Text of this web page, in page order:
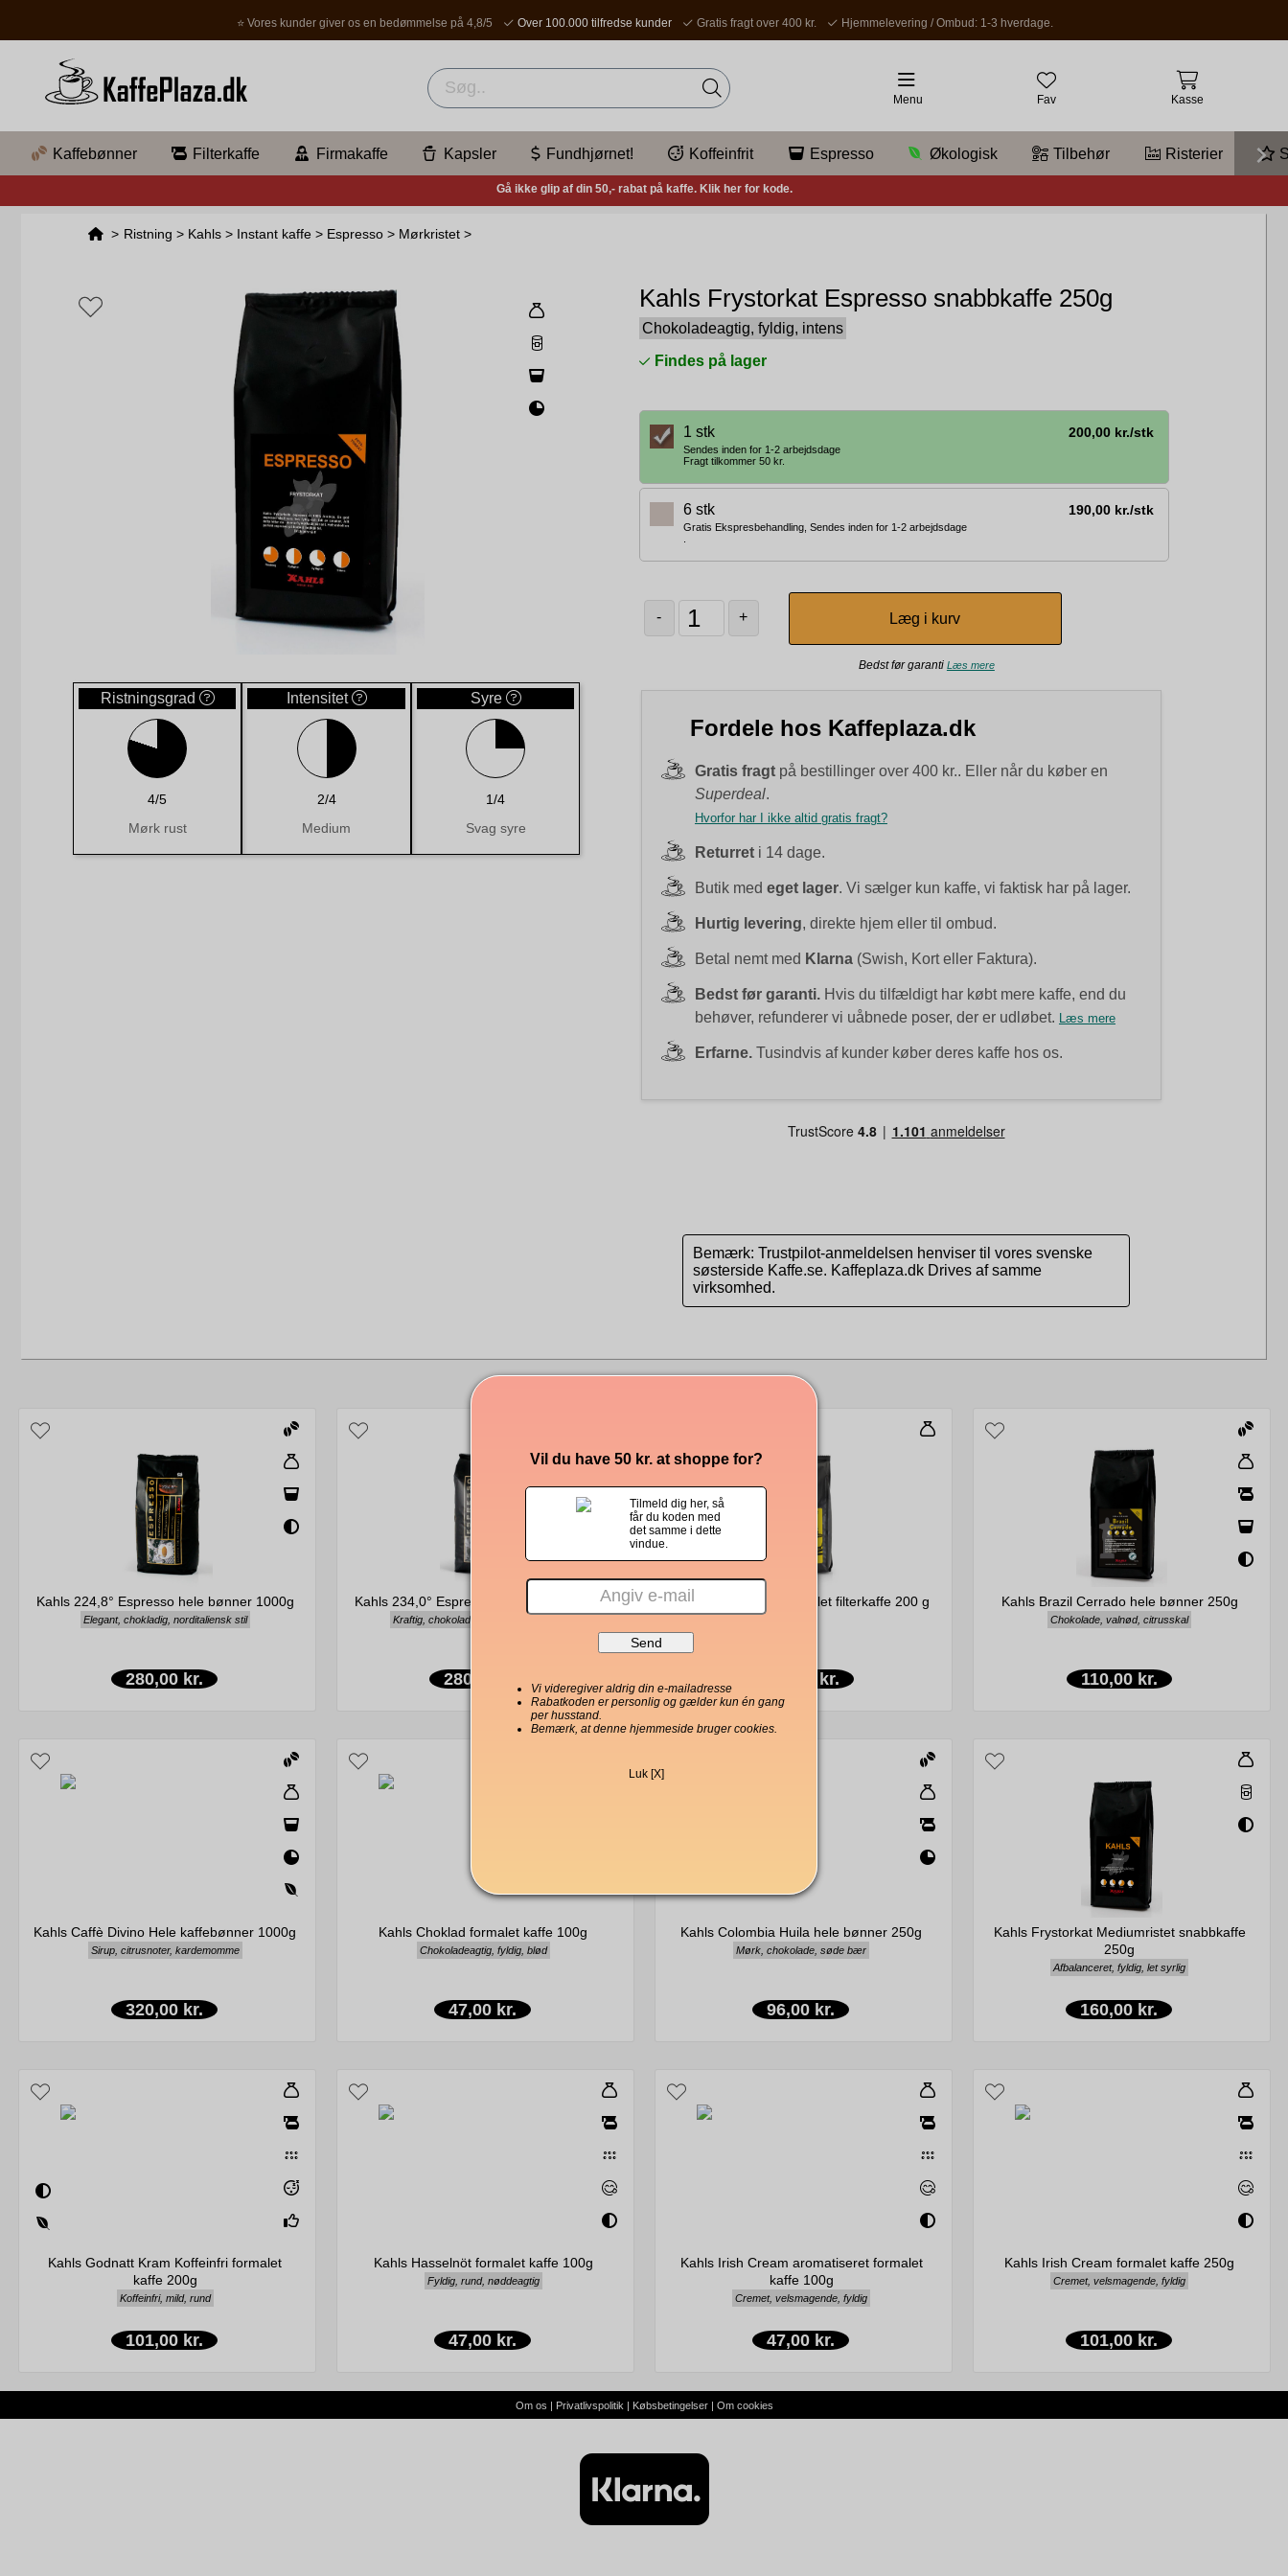
⭐ Vores kunder giver os en bedømmelse på 4,8/5 Over 100.000 tilfredse kunder Gratis fragt over 400 kr. Hjemmelevering / Ombud: 1-3 hverdage.
Menu Fav Kasse
Kaffebønner Filterkaffe Firmakaffe Kapsler Fundhjørnet! Koffeinfrit Espresso Økologisk Tilbehør Risterier
Gå ikke glip af din 50,- rabat på kaffe. Klik her for kode.
> Ristning > Kahls > Instant kaffe > Espresso > Mørkristet >
Ristningsgrad
4/5
Mørk rust
Intensitet
2/4
Medium
Syre
1/4
Svag syre
Kahls Frystorkat Espresso snabbkaffe 250g
Chokoladeagtig, fyldig, intens
Findes på lager
1 stk 200,00 kr./stk
Sendes inden for 1-2 arbejdsdage
Fragt tilkommer 50 kr.
6 stk 190,00 kr./stk
Gratis Ekspresbehandling, Sendes inden for 1-2 arbejdsdage
- +
Bedst før garanti Læs mere
Fordele hos Kaffeplaza.dk
Gratis fragtpå bestillinger over 400 kr.. Eller når du køber en
Superdeal.
Hvorfor har I ikke altid gratis fragt?
Returreti 14 dage.
Butik med eget lager. Vi sælger kun kaffe, vi faktisk har på lager.
Hurtig levering, direkte hjem eller til ombud.
Betal nemt med Klarna(Swish, Kort eller Faktura).
Bedst før garanti.Hvis du tilfældigt har købt mere kaffe, end du
behøver, refunderer vi uåbnede poser, der er udløbet.
Læs mere
Erfarne.Tusindvis af kunder køber deres kaffe hos os.
Bemærk: Trustpilot-anmeldelsen henviser til vores svenske
søsterside Kaffe.se. Kaffeplaza.dk Drives af samme
virksomhed.
Kahls 224,8° Espresso hele bønner 1000g
Elegant, chokladig, norditaliensk stil
280,00 kr.
Kahls 234,0° Espresso hele bønner 1000g
Kraftig, chokoladeagtig, syditaliensk stil
280,00 kr.
Kahls banansmaget malet filterkaffe 200 g
169,00 kr.
Kahls Brazil Cerrado hele bønner 250g
Chokolade, valnød, citrusskal
110,00 kr.
Kahls Caffè Divino Hele kaffebønner 1000g
Sirup, citrusnoter, kardemomme
320,00 kr.
Kahls Choklad formalet kaffe 100g
Chokoladeagtig, fyldig, blød
47,00 kr.
Kahls Colombia Huila hele bønner 250g
Mørk, chokolade, søde bær
96,00 kr.
Kahls Frystorkat Mediumristet snabbkaffe
250g
Afbalanceret, fyldig, let syrlig
160,00 kr.
Kahls Godnatt Kram Koffeinfri formalet
kaffe 200g
Koffeinfri, mild, rund
101,00 kr.
Kahls Hasselnöt formalet kaffe 100g
Fyldig, rund, nøddeagtig
47,00 kr.
Kahls Irish Cream aromatiseret formalet
kaffe 100g
Cremet, velsmagende, fyldig
47,00 kr.
Kahls Irish Cream formalet kaffe 250g
Cremet, velsmagende, fyldig
101,00 kr.
Om os | Privatlivspolitik | Købsbetingelser| Om cookies
Vil du have 50 kr. at shoppe for?
Tilmeld dig her, så
får du koden med
det samme i dette
vindue.
Vi videregiver aldrig din e-mailadresse
Rabatkoden er personlig og gælder kun én gang
per husstand.
Bemærk, at denne hjemmeside bruger cookies.
Luk [X]